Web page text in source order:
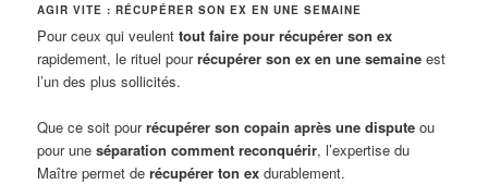
AGIR VITE : RÉCUPÉRER SON EX EN UNE SEMAINE
Pour ceux qui veulenttout faire pour récupérer son ex
rapidement, le rituel pourrécupérer son ex en une semaine est
l’un des plus sollicités.
Que ce soit pourrécupérer son copain après une dispute ou
pour uneséparation comment reconquérir, l’expertise du
Maître permet derécupérer ton ex durablement.